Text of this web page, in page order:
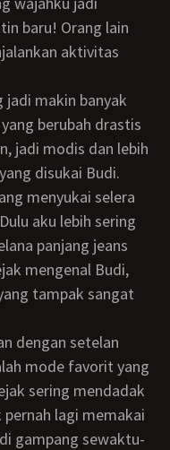
baru! Orang lain
aktivitas
berubah drastis
jadi modis dan lebih
disukai Budi.
menyukai selera
aku lebih sering
panjang jeans
mengenal Budi,
tampak sangat
mode favorit yang
sering mendadak
lagi memakai
gampang sewaktu-